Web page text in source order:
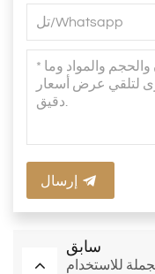
إرسال
سابق
للاستخدام